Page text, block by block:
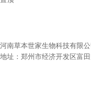
河南草本世家生物科技有限
地址：郑州市经济开发区富